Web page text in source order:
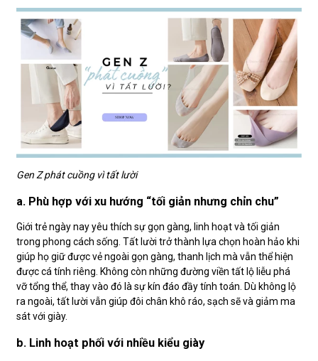
Gen Z phát cuồng vì tất lười
a. Phù hợp với xu hướng “tối giản nhưng chỉn chu”
Giới trẻ ngày nay yêu thích sự gọn gàng, linh hoạt và tối giản
trong phong cách sống. Tất lười trở thành lựa chọn hoàn hảo khi
giúp họ giữ được vẻ ngoài gọn gàng, thanh lịch mà vẫn thể hiện
được cá tính riêng. Không còn những đường viền tất lộ liễu phá
vỡ tổng thể, thay vào đó là sự kín đáo đầy tính toán. Dù không lộ
ra ngoài, tất lười vẫn giúp đôi chân khô ráo, sạch sẽ và giảm ma
sát với giày.
b. Linh hoạt phối với nhiều kiểu giày